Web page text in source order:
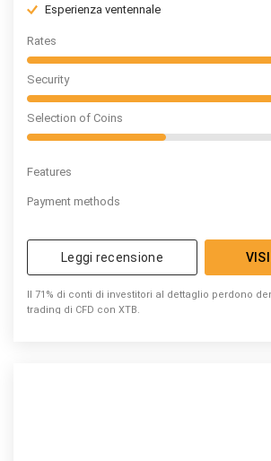
Esperienza ventennale
Rates
Security
Selection of Coins
Features
Payment methods
Leggi recensione
Il 71% di conti di investitori al dettaglio perdono
trading di CFD con XTB.